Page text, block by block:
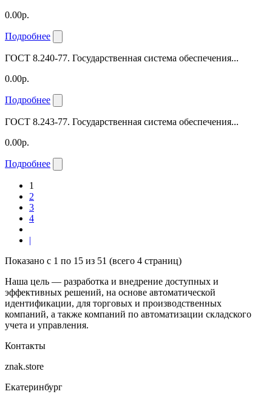
0.00р.
Подробнее
ГОСТ 8.240-77. Государственная система обеспечения...
0.00р.
Подробнее
ГОСТ 8.243-77. Государственная система обеспечения...
0.00р.
Подробнее
1
2
3
4
|
Показано с 1 по 15 из 51 (всего 4 страниц)
Наша цель — разработка и внедрение доступных и
эффективных решений, на основе автоматической
идентификации, для торговых и производственных
компаний, а также компаний по автоматизации складского
учета и управления.
Контакты
znak.store
Екатеринбург